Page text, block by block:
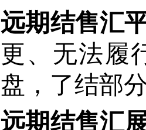
远期结售汇
更、无法履
盘，了结部
远期结售汇